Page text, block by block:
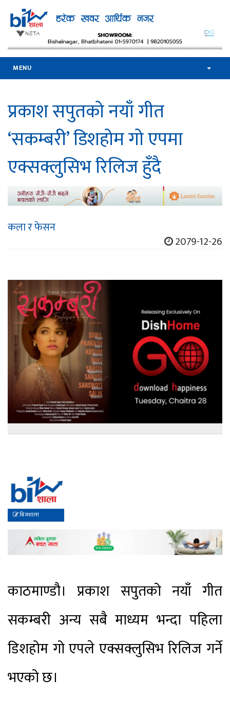
MENU
प्रकाश सपुतको नयाँ गीत
‘सकम्बरी’ डिशहोम गो एपमा
एक्सक्लुसिभ रिलिज हुँदै
कला र फेसन
2079-12-26
बिजशाला
काठमाण्डौ। प्रकाश सपुतको नयाँ गीत
सकम्बरी अन्य सबैमाध्यम भन्दा पहिला
डिशहोम गो एपले एक्सक्लुसिभ रिलिज गर्ने
भएको छ।